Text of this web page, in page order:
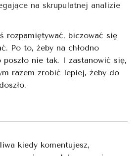
na skrupulatnej analizie
rozpamiętywać, biczować się
Po to, żeby na chłodno
poszło nie tak. I zastanowić się,
razem zrobić lepiej, żeby do
kiedy komentujesz,